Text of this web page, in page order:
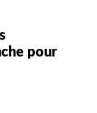
pour